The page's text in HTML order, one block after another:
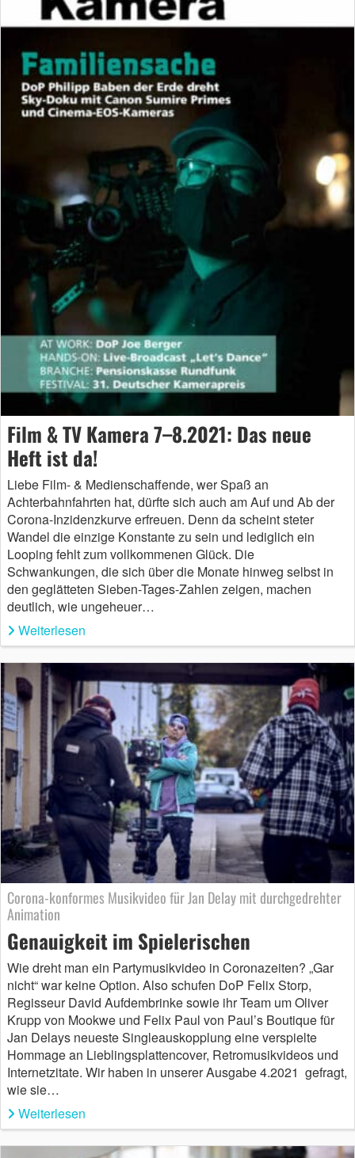
Film & TV Kamera 7–8.2021: Das neue
Heft ist da!
Liebe Film- & Medienschaffende, wer Spaß an
Achterbahnfahrten hat, dürfte sich auch am Auf und Ab der
Corona-Inzidenzkurve erfreuen. Denn da scheint steter
Wandel die einzige Konstante zu sein und lediglich ein
Looping fehlt zum vollkommenen Glück. Die
Schwankungen, die sich über die Monate hinweg selbst in
den geglätteten Sieben-Tages-Zahlen zeigen, machen
deutlich, wie ungeheuer…
Weiterlesen
Corona-konformes Musikvideo für Jan Delay mit durchgedrehter
Animation
Genauigkeit im Spielerischen
Wie dreht man ein Partymusikvideo in Coronazeiten? „Gar
nicht“ war keine Option. Also schufen DoP Felix Storp,
Regisseur David Aufdembrinke sowie ihr Team um Oliver
Krupp von Mookwe und Felix Paul von Paul’s Boutique für
Jan Delays neueste Singleauskopplung eine verspielte
Hommage an Lieblingsplattencover, Retromusikvideos und
Internetzitate. Wir haben in unserer Ausgabe 4.2021 gefragt,
wie sie…
Weiterlesen